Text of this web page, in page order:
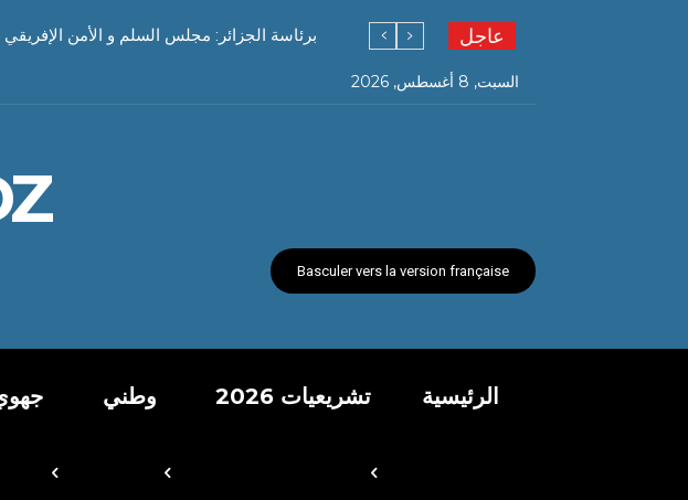
عاجل برئاسة الجزائر: مجلس السلم و الأمن
السبت, 8 أغسطس, 2026
Basculer vers la version française
الرئيسية تشريعيات 2026 وطني